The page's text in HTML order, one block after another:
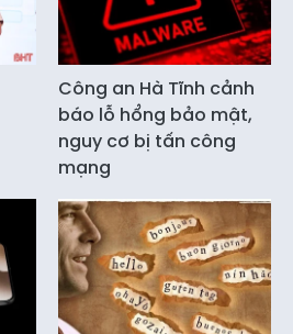
Công an Hà Tĩnh cảnh
báo lỗ hổng bảo mật,
nguy cơ bị tấn công
mạng